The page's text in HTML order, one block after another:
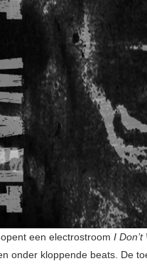
een electrostroom I
onder kloppende beats. De